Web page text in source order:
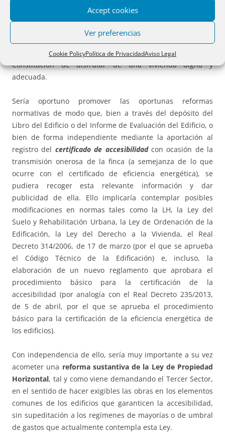
Accept cookies
Ver preferencias
Cookie PolicyPolítica de PrivacidadAviso Legal
barreras u obstáculos en las fincas que implicarían
precisamente la existencia de la discapacidad, reduciendo
las condiciones para gozar de una calidad de vida que va
indisolublemente unida a la garantía del art. 47 de nuestra
Constitución de disfrutar de una vivienda digna y
adecuada.
Sería oportuno promover las oportunas reformas
normativas de modo que, bien a través del depósito del
Libro del Edificio o del Informe de Evaluación del Edificio, o
bien de forma independiente mediante la aportación al
registro del certificado de accesibilidad con ocasión de la
transmisión onerosa de la finca (a semejanza de lo que
ocurre con el certificado de eficiencia energética), se
pudiera recoger esta relevante información y dar
publicidad de ella. Ello implicaría contemplar posibles
modificaciones en normas tales como la LH, la Ley del
Suelo y Rehabilitación Urbana, la Ley de Ordenación de la
Edificación, la Ley del Derecho a la Vivienda, el Real
Decreto 314/2006, de 17 de marzo (por el que se aprueba
el Código Técnico de la Edificación) e, incluso, la
elaboración de un nuevo reglamento que aprobara el
procedimiento básico para la certificación de la
accesibilidad (por analogía con el Real Decreto 235/2013,
de 5 de abril, por el que se aprueba el procedimiento
básico para la certificación de la eficiencia energética de
los edificios).
Con independencia de ello, sería muy importante a su vez
acometer una reforma sustantiva de la Ley de Propiedad
Horizontal, tal y como viene demandando el Tercer Sector,
en el sentido de hacer exigibles las obras en los elementos
comunes de los edificios que garanticen la accesibilidad,
sin supeditación a los regímenes de mayorías o de umbral
de gastos que actualmente contempla esta Ley.